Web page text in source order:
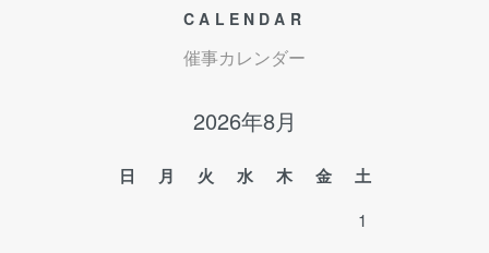
CALENDAR
催事カレンダー
2026年8月
日 月 火 水 木 金 土
1